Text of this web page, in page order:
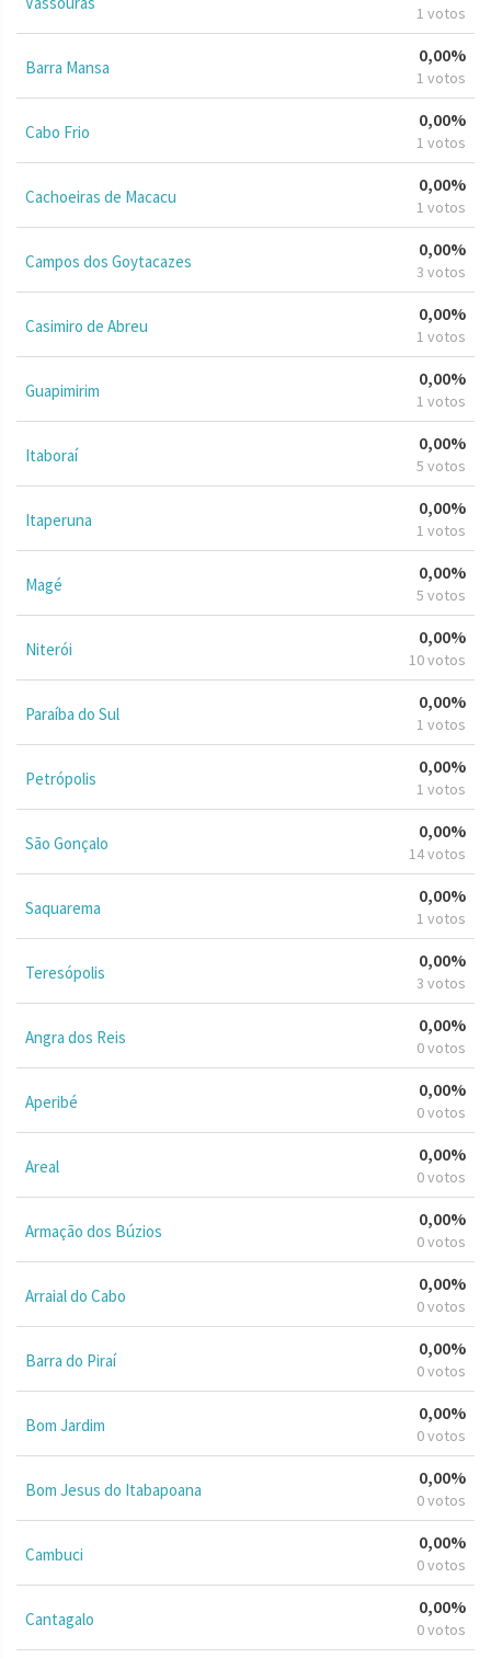
1 votos
Barra Mansa
0,00%
1 votos
Cabo Frio
0,00%
1 votos
Cachoeiras de Macacu
0,00%
1 votos
Campos dos Goytacazes
0,00%
3 votos
Casimiro de Abreu
0,00%
1 votos
Guapimirim
0,00%
1 votos
Itaboraí
0,00%
5 votos
Itaperuna
0,00%
1 votos
Magé
0,00%
5 votos
Niterói
0,00%
10 votos
Paraíba do Sul
0,00%
1 votos
Petrópolis
0,00%
1 votos
São Gonçalo
0,00%
14 votos
Saquarema
0,00%
1 votos
Teresópolis
0,00%
3 votos
Angra dos Reis
0,00%
0 votos
Aperibé
0,00%
0 votos
Areal
0,00%
0 votos
Armação dos Búzios
0,00%
0 votos
Arraial do Cabo
0,00%
0 votos
Barra do Piraí
0,00%
0 votos
Bom Jardim
0,00%
0 votos
Bom Jesus do Itabapoana
0,00%
0 votos
Cambuci
0,00%
0 votos
Cantagalo
0,00%
0 votos